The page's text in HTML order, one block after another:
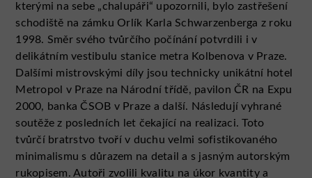
kterými na sebe „chalupáři“ upozornili, bylo zastřešení
schodiště na zámku Orlík Karla Schwarzenberga z roku
1998. Směr svého tvůrčího počínání potvrdili i v
delikátním vestibulu stanice metra Kolbenova v Praze.
Dalšími mistrovskými díly jsou technicky unikátní hotel
Metropol v Praze na Národní třídě, pavilon ČR na Expu
2000, banka ČSOB v Praze a další. Následují vyhrané
soutěže z posledních let čekající na realizaci. Toto
tvůrčí bratrstvo tvoří v duchu velmi sofistikovaného
minimalismu s důrazem na detail a s jasným autorským
rukopisem. Autoři zvolili kvalitu na úkor kvantity a